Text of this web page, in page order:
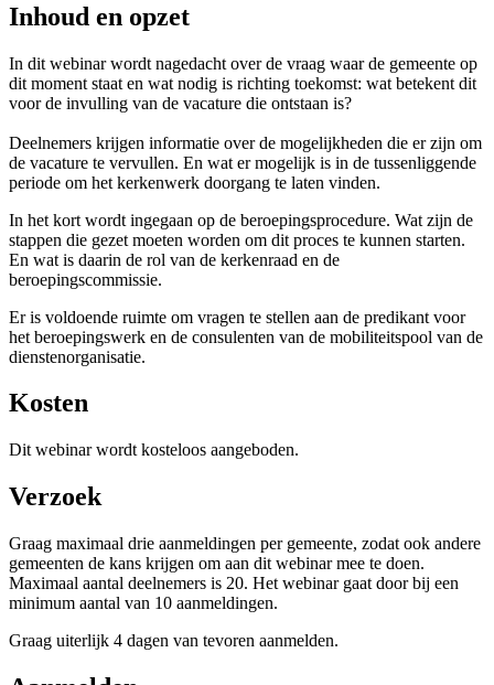
Inhoud en opzet
In dit webinar wordt nagedacht over de vraag waar de gemeente op
dit moment staat en wat nodig is richting toekomst: wat betekent dit
voor de invulling van de vacature die ontstaan is?
Deelnemers krijgen informatie over de mogelijkheden die er zijn om
de vacature te vervullen. En wat er mogelijk is in de tussenliggende
periode om het kerkenwerk doorgang te laten vinden.
In het kort wordt ingegaan op de beroepingsprocedure. Wat zijn de
stappen die gezet moeten worden om dit proces te kunnen starten.
En wat is daarin de rol van de kerkenraad en de
beroepingscommissie.
Er is voldoende ruimte om vragen te stellen aan de predikant voor
het beroepingswerk en de consulenten van de mobiliteitspool van de
dienstenorganisatie.
Kosten
Dit webinar wordt kosteloos aangeboden.
Verzoek
Graag maximaal drie aanmeldingen per gemeente, zodat ook andere
gemeenten de kans krijgen om aan dit webinar mee te doen.
Maximaal aantal deelnemers is 20. Het webinar gaat door bij een
minimum aantal van 10 aanmeldingen.
Graag uiterlijk 4 dagen van tevoren aanmelden.